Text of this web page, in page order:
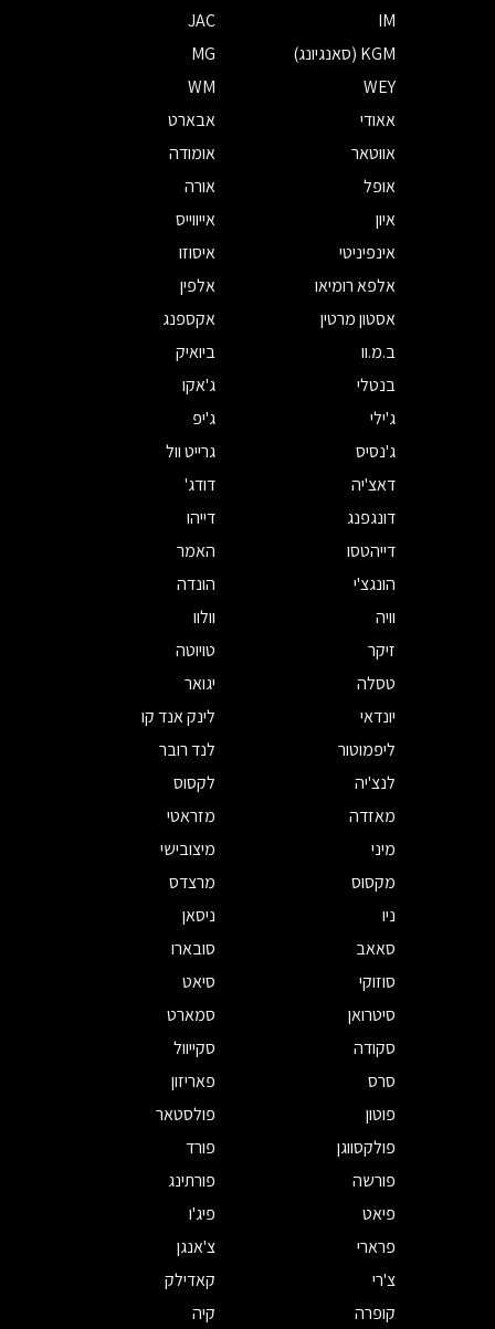
IM
JAC
KGM (סאנגיונג)
MG
WEY
WM
אאודי
אבארט
אווטאר
אומודה
אופל
אורה
איון
אייווייס
אינפיניטי
איסוזו
אלפא רומיאו
אלפין
אסטון מרטין
אקספנג
ב.מ.וו
ביואיק
בנטלי
ג'אקו
ג'ילי
ג'יפ
ג'נסיס
גרייט וול
דאצ'יה
דודג'
דונגפנג
דייהו
דייהטסו
האמר
הונגצ'י
הונדה
וויה
וולוו
זיקר
טויוטה
טסלה
יגואר
יונדאי
לינק אנד קו
ליפמוטור
לנד רובר
לנצ'יה
לקסוס
מאזדה
מזראטי
מיני
מיצובישי
מקסוס
מרצדס
ניו
ניסאן
סאאב
סובארו
סוזוקי
סיאט
סיטרואן
סמארט
סקודה
סקייוול
סרס
פאריזון
פוטון
פולסטאר
פולקסווגן
פורד
פורשה
פורתינג
פיאט
פיג'ו
פרארי
צ'אנגן
צ'רי
קאדילק
קופרה
קיה